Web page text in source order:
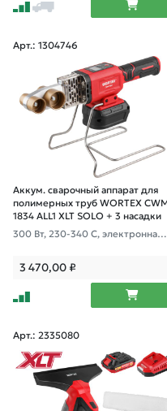
Арт.: 1304746
Аккум. сварочный аппарат для
полимерных труб WORTEX CWM
1834 ALL1 XLT SOLO + 3 насадки
300 Вт, 230-340 С, электронная р
3 470,00₽
Арт.: 2335080